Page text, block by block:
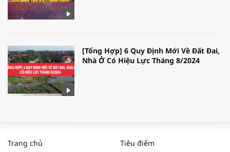
[Tổng Hợp] 6 Quy Định Mới Về Đất Đai,
Nhà Ở Có Hiệu Lực Tháng 8/2024
NAM NĂM 2024 VÀ NĂM 2025 | NHỊP
ĐẬP THỊ TRƯỜNG #62
Trang chủ Tiêu điểm